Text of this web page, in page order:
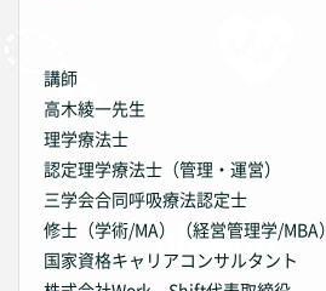
講師
高木綾一先生
理学療法士
認定理学療法士（管理・運営）
三学会合同呼吸療法認定士
修士（学術/MA）（経営管理学/MBA）
国家資格キャリアコンサルタント